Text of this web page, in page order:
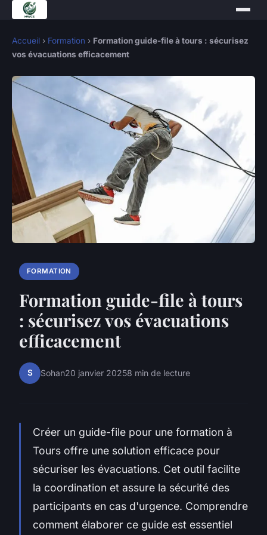
Accueil › Formation › Formation guide-file à tours : sécurisez
vos évacuations efficacement
FORMATION
Formation guide-file à tours
: sécurisez vos évacuations
efficacement
S Sohan20 janvier 20258 min de lecture
Créer un guide-file pour une formation à
Tours offre une solution efficace pour
sécuriser les évacuations. Cet outil facilite
la coordination et assure la sécurité des
participants en cas d'urgence. Comprendre
comment élaborer ce guide est essentiel